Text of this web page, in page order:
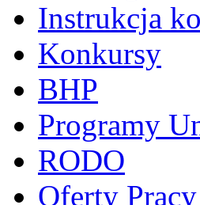
Instrukcja
Konkursy
BHP
Programy
RODO
Oferty Pracy